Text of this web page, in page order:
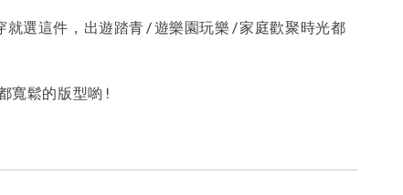
- + NT$ 190
- +NT$ 190
-
選這件，出遊踏青/遊樂園玩樂/家庭歡聚時光都
寬鬆的版型喲!